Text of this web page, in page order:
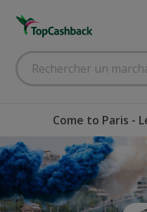
Come to Paris -